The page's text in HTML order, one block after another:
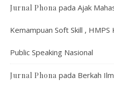
Jurnal Phona pada Ajak
Kemampuan Soft Skill ,
Public Speaking Nasional
Jurnal Phona pada Berkah